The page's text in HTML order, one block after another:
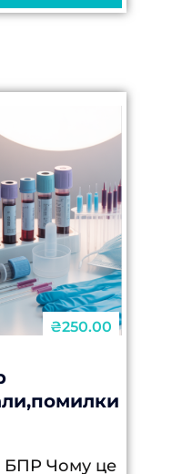
₴250.00
БПР Чому це